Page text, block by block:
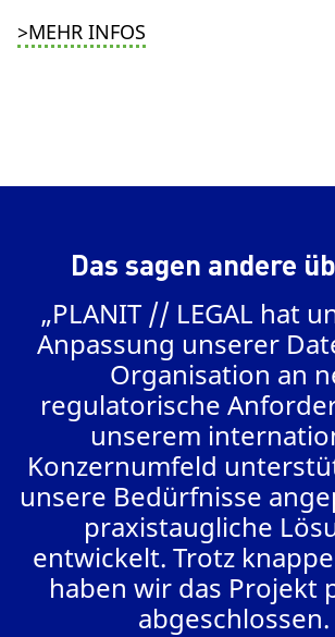
>MEHR INFOS
Das sagen andere
„PLANIT // LEGAL hat
Anpassung unserer
Organisation an
regulatorische
unserem
Konzernumfeld
unsere Bedürfnisse
praxistaugliche
entwickelt. Trotz
haben wir das Projekt
abgeschlossen.